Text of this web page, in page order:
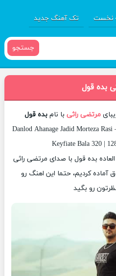
نخست تک آهنگ جدید
جستجو
بده قول
مرتضی راثی با نامبده قول
Danlod Ahanage Jadid Morteza
Keyfiate Bala 320 |
العاده بده قول با صدای مرتضی راثی
آماده کردیم، حتما این اهنگ رو
رو بگید